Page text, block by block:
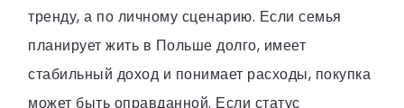
тренду, а по личному сценарию. Если семья
планирует жить в Польше долго, имеет
стабильный доход и понимает расходы, покупка
может быть оправданной. Если статус